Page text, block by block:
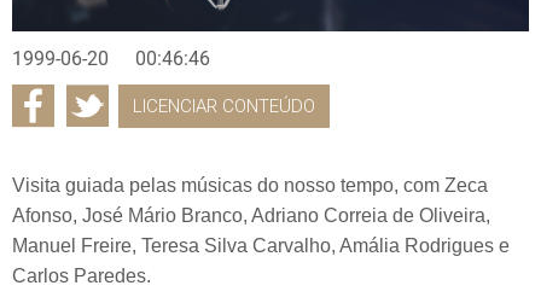
1999-06-20 00:46:46
LICENCIAR CONTEÚDO
Visita guiada pelas músicas do nosso tempo, com Zeca
Afonso, José Mário Branco, Adriano Correia de Oliveira,
Manuel Freire, Teresa Silva Carvalho, Amália Rodrigues e
Carlos Paredes.